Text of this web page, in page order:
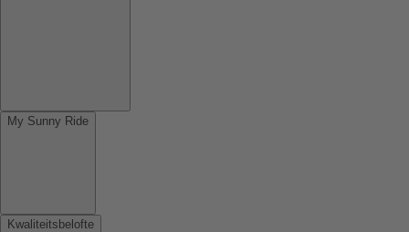
My Sunny Ride
Kwaliteitsbelofte